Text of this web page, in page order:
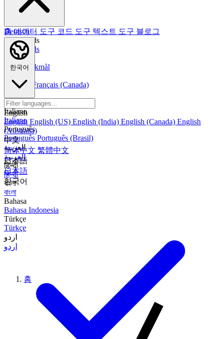
Русский
Русский
Deutsch
Nederlands
Nederlands
Norsk
Norsk Bokmål
Français
Français (Canada)
EspañolEspañol (México)
Italiano
Italiano
Português
Português Português (Brasil)
العربية
العربية
हिन्दी
हिन्दी
বাংলা
বাংলা
Bahasa
Bahasa Indonesia
Türkçe
Türkçe
اردو
اردو
홈데이터 도구 코드 도구 텍스트 도구 블로그
한국어
English
English English (US) English (India) English (Canada) English
(Australia)
中文
简体中文 繁體中文
日本語
日本語
한국어
홈